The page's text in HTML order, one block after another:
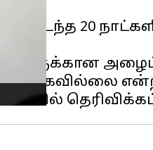
கடந்த 20